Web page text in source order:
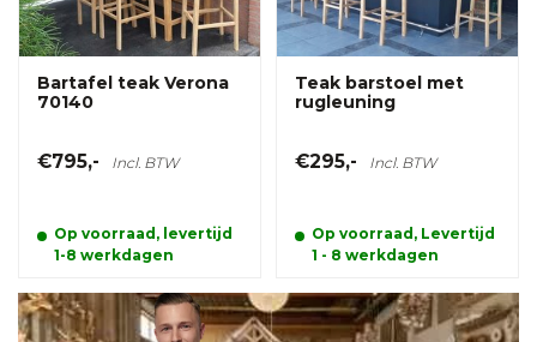
Bartafel teak Verona
70140
€795,- Incl. BTW
Op voorraad, levertijd
1-8 werkdagen
Teak barstoel met
rugleuning
€295,- Incl. BTW
Op voorraad, Levertijd
1 - 8 werkdagen